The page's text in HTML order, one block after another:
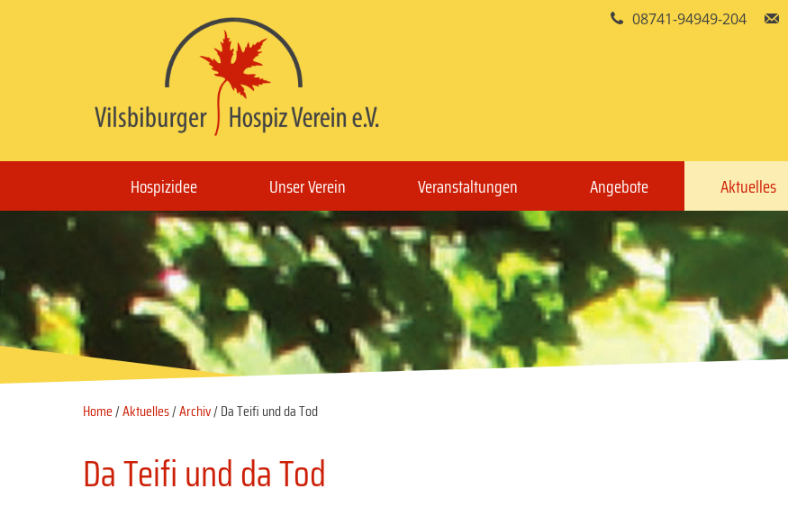
Hospizidee Unser Verein Veranstaltungen Angebote Aktuelles
Home/Aktuelles/Archiv/ Da Teifi und da Tod
Da Teifi und da Tod
08741-94949-204